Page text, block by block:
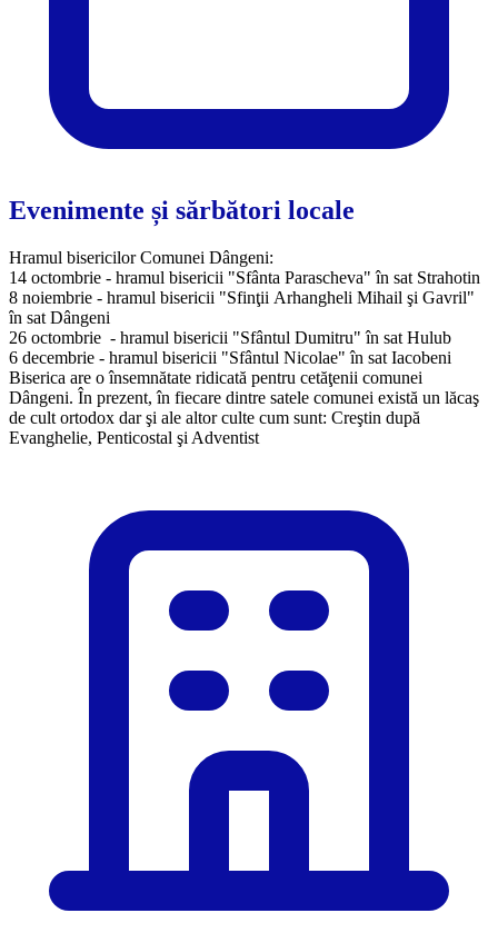
Evenimente și sărbători locale
Hramul bisericilor Comunei Dângeni:
14 octombrie - hramul bisericii "Sfânta Parascheva" în sat Strahotin
8 noiembrie - hramul bisericii "Sfinţii Arhangheli Mihail şi Gavril"
în sat Dângeni
26 octombrie - hramul bisericii "Sfântul Dumitru" în sat Hulub
6 decembrie - hramul bisericii "Sfântul Nicolae" în sat Iacobeni
​Biserica are o însemnătate ridicată pentru cetăţenii comunei
Dângeni. În prezent, în fiecare dintre satele comunei există un lăcaş
de cult ortodox dar şi ale altor culte cum sunt: Creştin după
Evanghelie, Penticostal şi Adventist